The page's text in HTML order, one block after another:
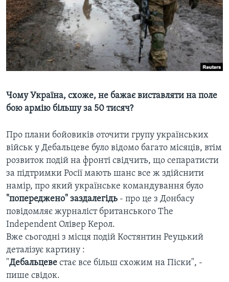
СУСПІЛЬСТВО
ЕКОНОМІКА
ІСТОРІЇ УСПІХУ УКРАЇНЦІВ
ТЕЛЕПРОГРАМИ
ЧАС-TIME
БРИФІНГ ГОЛОСУ АМЕРИКИ
ВІКНО В АМЕРИКУ
ПРАЙМ-ТАЙМ
ПОГЛЯД З ВАШИНГТОНА
ENGLISH
Learning English
МИ В СОЦМЕРЕЖАХ
Мови
Чому Україна, схоже, не бажає виставляти на поле
бою армію більшу за 50 тисяч?
Про плани бойовиків оточити групу українських
військ у Дебальцеве було відомо багато місяців, втім
розвиток подій на фронті свідчить, що сепаратисти
за підтримки Росії мають шанс все ж здійснити
намір, про який українське командування було
"попереджено" заздалегідь - про це з Донбасу
повідомляє журналіст британського The
Independent Олівер Керол.
Вже сьогодні з місця подій Костянтин Реуцький
деталізує картину :
"Дебальцеве стає все більш схожим на Піски", -
пише свідок.